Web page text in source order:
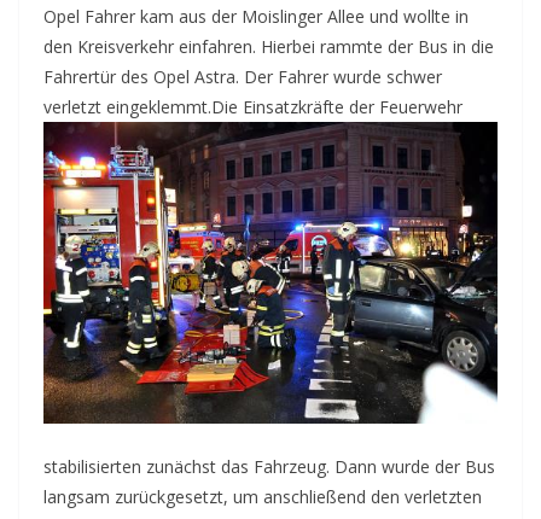
Opel Fahrer kam aus der Moislinger Allee und wollte in
den Kreisverkehr einfahren. Hierbei rammte der Bus in die
Fahrertür des Opel Astra. Der Fahrer wurde schwer
verletzt eingeklemmt.Die Einsatzkräfte der Feuerwehr
stabilisierten zunächst das Fahrzeug. Dann wurde der Bus
langsam zurückgesetzt, um anschließend den verletzten